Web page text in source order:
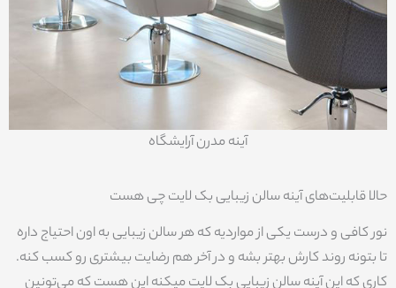
آینه مدرن آرایشگاه
حالا قابلیت‌های آینه سالن زیبایی بک لایت چی هست
نور کافی و درست یکی از مواردیه که هر سالن زیبایی به اون احتیاج داره
تا بتونه روند کارش بهتر بشه و در آخر هم رضایت بیشتری رو کسب کنه.
کاری که این آینه سالن زیبایی بک لایت میکنه این هست که می‌تونین